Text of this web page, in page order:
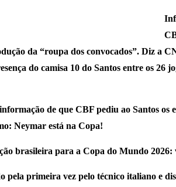
da “roupa dos convocados”. Diz a
do camisa 10 do Santos entre os 26
de que CBF pediu ao Santos os
Neymar está na Copa!
brasileira para a Copa do Mundo
pela primeira vez pelo técnico italiano e